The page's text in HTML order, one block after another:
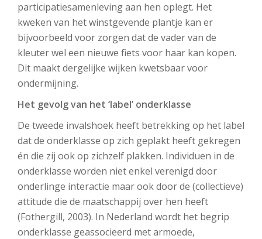
participatiesamenleving aan hen oplegt. Het
kweken van het winstgevende plantje kan er
bijvoorbeeld voor zorgen dat de vader van de
kleuter wel een nieuwe fiets voor haar kan kopen.
Dit maakt dergelijke wijken kwetsbaar voor
ondermijning.
Het gevolg van het ‘label’ onderklasse
De tweede invalshoek heeft betrekking op het label
dat de onderklasse op zich geplakt heeft gekregen
én die zij ook op zichzelf plakken. Individuen in de
onderklasse worden niet enkel verenigd door
onderlinge interactie maar ook door de (collectieve)
attitude die de maatschappij over hen heeft
(Fothergill, 2003). In Nederland wordt het begrip
onderklasse geassocieerd met armoede,